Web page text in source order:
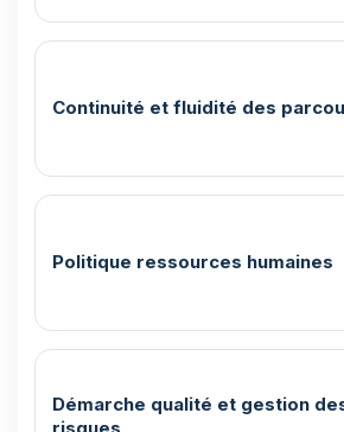
Continuité et fluidité des
Politique ressources humaines
Démarche qualité et gestion